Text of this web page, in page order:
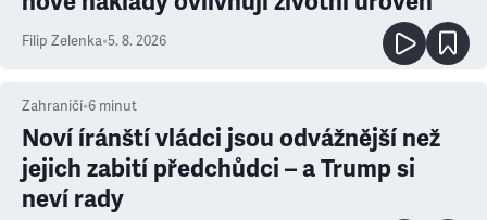
Filip Zelenka•5. 8. 2026
Zahraničí•6 minut
Noví íránští vládci jsou odvážnější než
jejich zabití předchůdci – a Trump si
neví rady